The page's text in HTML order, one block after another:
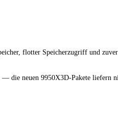
flotter Speicherzugriff und
neuen 9950X3D-Pakete liefern